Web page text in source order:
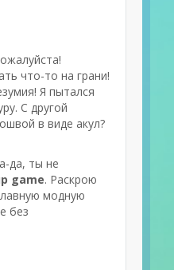
что-то на грани!
Я пытался
С другой
в виде акул?
да, ты не
game. Раскрою
модную
без